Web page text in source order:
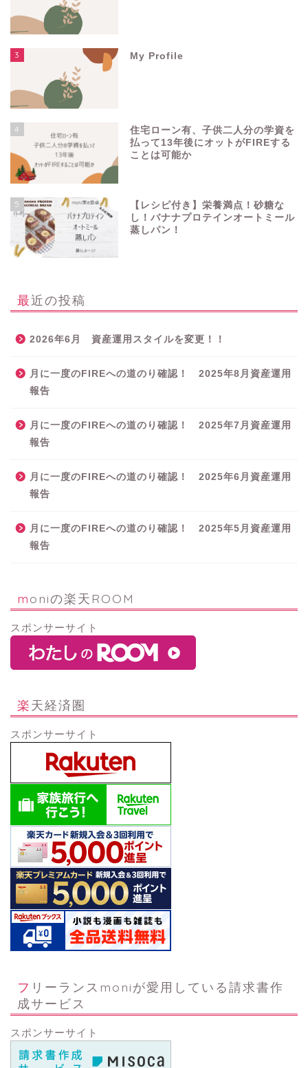
3 My Profile
4
住宅ローン有、子供二人分の学資を
払って13年後にオットがFIREする
ことは可能か
5
【レシピ付き】栄養満点！砂糖な
し！バナナプロテインオートミール
蒸しパン！
最近の投稿
2026年6月 資産運用スタイルを変更！！
月に一度のFIREへの道のり確認！ 2025年8月資産運用
報告
月に一度のFIREへの道のり確認！ 2025年7月資産運用
報告
月に一度のFIREへの道のり確認！ 2025年6月資産運用
報告
月に一度のFIREへの道のり確認！ 2025年5月資産運用
報告
moniの楽天ROOM
スポンサーサイト
楽天経済圏
スポンサーサイト
フリーランスmoniが愛用している請求書作
成サービス
スポンサーサイト